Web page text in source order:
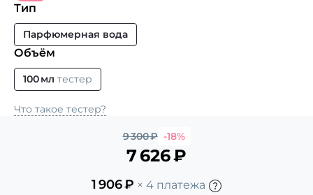
Тип
Парфюмерная вода
Объём
100 мл тестер
Что такое тестер?
9 300₽ -18%
7 626₽
1 906₽ × 4 платежа